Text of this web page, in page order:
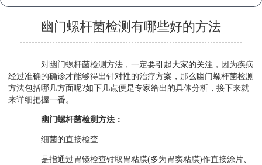
幽门螺杆菌检测有哪些好的方法
对幽门螺杆菌检测方法，一定要引起大家的关注，因为疾病
经过准确的确诊才能够得出针对性的治疗方案，那么幽门螺杆菌检测
方法包括哪几方面呢?如下几点便是专家给出的具体分析，接下来就
来详细把握一番。
幽门螺杆菌检测方法：
细菌的直接检查
是指通过胃镜检查钳取胃粘膜(多为胃窦粘膜)作直接涂片、